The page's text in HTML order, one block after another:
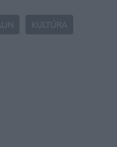
KULTÚRA